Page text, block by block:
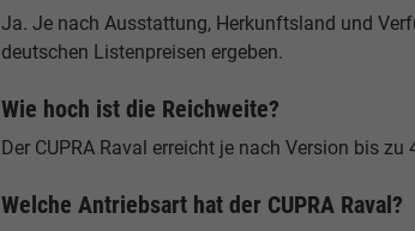
Ja. Je nach Ausstattung, Herkunftsland und
deutschen Listenpreisen ergeben.
Wie hoch ist die Reichweite?
Der CUPRA Raval erreicht je nach Version bis
Welche Antriebsart hat der CUPRA Raval?